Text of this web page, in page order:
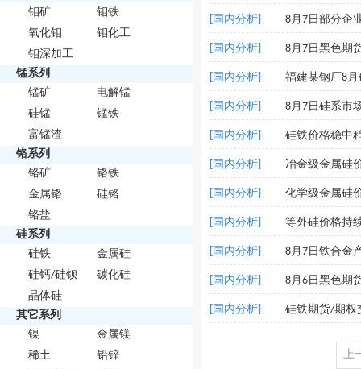
钼矿
钼铁
氧化钼
钼化工
钼深加工
锰系列
锰矿
电解锰
硅锰
锰铁
富锰渣
铬系列
铬矿
铬铁
金属铬
硅铬
铬盐
硅系列
硅铁
金属硅
硅钙/硅钡
碳化硅
晶体硅
其它系列
镍
金属镁
稀土
铅锌
[国内分析] 8月7日部分企
[国内分析] 8月7日黑色期
[国内分析] 福建某钢厂8
[国内分析] 8月7日硅系市
[国内分析] 硅铁价格稳中
[国内分析] 冶金级金属硅
[国内分析] 化学级金属硅
[国内分析] 等外硅价格持
[国内分析] 8月7日铁合金
[国内分析] 8月6日黑色期
[国内分析] 硅铁期货/期权
上